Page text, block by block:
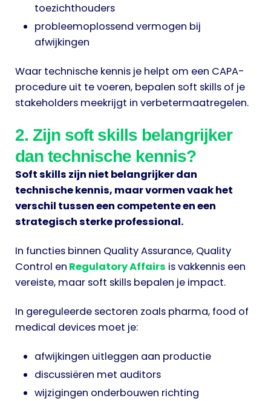
toezichthouders
probleemoplossend vermogen bij
afwijkingen
Waar technische kennis je helpt om een CAPA-
procedure uit te voeren, bepalen soft skills of je
stakeholders meekrijgt in verbetermaatregelen.
2. Zijn soft skills belangrijker
dan technische kennis?
Soft skills zijn niet belangrijker dan
technische kennis, maar vormen vaak het
verschil tussen een competente en een
strategisch sterke professional.
In functies binnen Quality Assurance, Quality
Control en Regulatory Affairs is vakkennis een
vereiste, maar soft skills bepalen je impact.
In gereguleerde sectoren zoals pharma, food of
medical devices moet je:
afwijkingen uitleggen aan productie
discussiëren met auditors
wijzigingen onderbouwen richting